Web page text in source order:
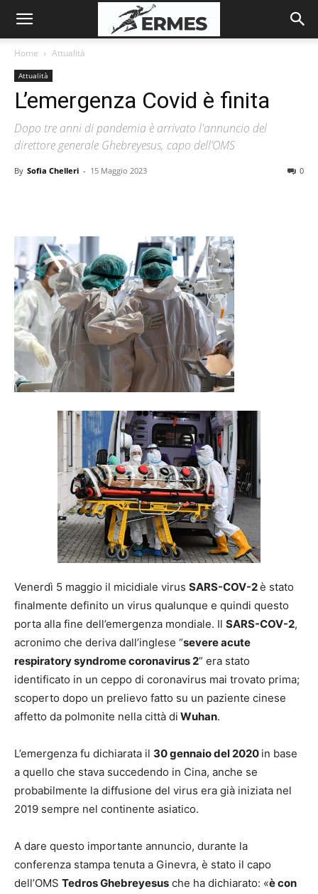
Home Attualità
Attualità
L’emergenza Covid è finita
Dopo tre anni di pandemia è arrivato l'annuncio del
direttore generale Ghebreyesus, capo dell’OMS
By Sofia Chelleri - 15 Maggio 2023 0
Venerdì 5 maggio il micidiale virus SARS-COV-2è stato
finalmente definito un virus qualunque e quindi questo
porta alla fine dell’emergenza mondiale. Il SARS-COV-2,
acronimo che deriva dall’inglese “severe acute
respiratory syndrome coronavirus 2” era stato
identificato in un ceppo di coronavirus mai trovato prima;
scoperto dopo un prelievo fatto su un paziente cinese
affetto da polmonite nella città di Wuhan.
L’emergenza fu dichiarata il 30 gennaio del 2020 in base
a quello che stava succedendo in Cina, anche se
probabilmente la diffusione del virus era già iniziata nel
2019 sempre nel continente asiatico.
A dare questo importante annuncio, durante la
conferenza stampa tenuta a Ginevra, è stato il capo
dell’OMS Tedros Ghebreyesus che ha dichiarato: «è con